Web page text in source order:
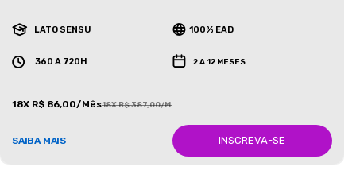
LATO SENSU 100% EAD
360 A 720H 2 A 12 MESES
18X R$ 86,00/Mês18X R$ 387,00/Mês
SAIBA MAIS INSCREVA-SE